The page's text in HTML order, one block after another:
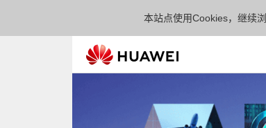
本站点使用Cookies，继续